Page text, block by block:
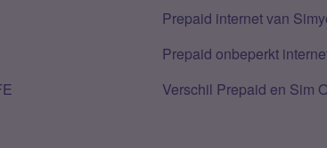
Prepaid internet van
Prepaid onbeperkt
Verschil Prepaid en Sim